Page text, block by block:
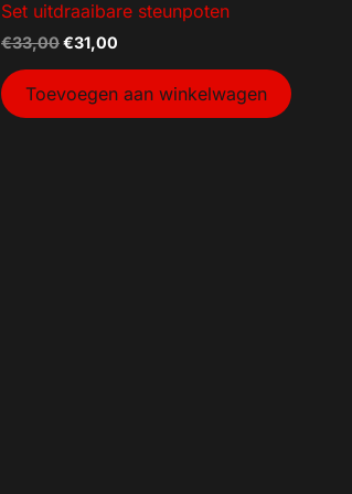
Set uitdraaibare steunpoten
€33,00€31,00
Toevoegen aan winkelwagen